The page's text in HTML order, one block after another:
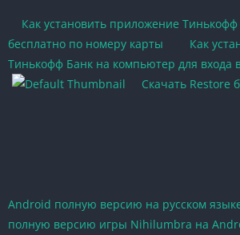
Как установить приложение
бесплатно по номеру карты
Как
Тинькофф Банк на компьютер для входа
Скачать Restore
Android полную версию на русском
полную версию игры Nihilumbra на